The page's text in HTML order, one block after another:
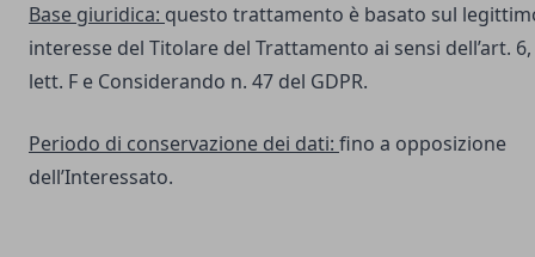
Base giuridica: questo trattamento è basato sul
interesse del Titolare del Trattamento ai sensi dell’art. 6,
lett. F e Considerando n. 47 del GDPR.
Periodo di conservazione dei dati: fino a opposizione
dell’Interessato.